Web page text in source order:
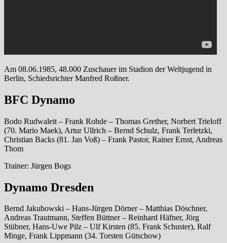
Am 08.06.1985, 48.000 Zuschauer im Stadion der Weltjugend in
Berlin, Schiedsrichter Manfred Roßner.
BFC Dynamo
Bodo Rudwaleit – Frank Rohde – Thomas Grether, Norbert Trieloff
(70. Mario Maek), Artur Ullrich – Bernd Schulz, Frank Terletzki,
Christian Backs (81. Jan Voß) – Frank Pastor, Rainer Ernst, Andreas
Thom
Trainer: Jürgen Bogs
Dynamo Dresden
Bernd Jakubowski – Hans-Jürgen Dörner – Matthias Döschner,
Andreas Trautmann, Steffen Büttner – Reinhard Häfner, Jörg
Stübner, Hans-Uwe Pilz – Ulf Kirsten (85. Frank Schuster), Ralf
Minge, Frank Lippmann (34. Torsten Gütschow)